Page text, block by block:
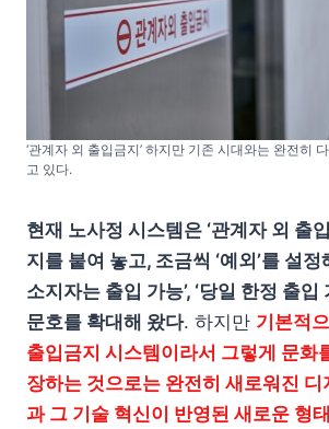
‘관계자 외 출입금지’ 하지만 기존 시대와는 완전히
고 있다.
현재 노사정 시스템은 ‘관계자 외 출
지를 붙여 놓고, 조금씩 ‘예외’를 설정
소지자는 출입 가능’, ‘당일 한정 출입
문호를 확대해 왔다. 하지만 기본적
출입금지 시스템이라서 그렇게 문화
장하는 것으로는 완전히 새로워진 디
과 그 기술 혁신이 반영된 새로운 형